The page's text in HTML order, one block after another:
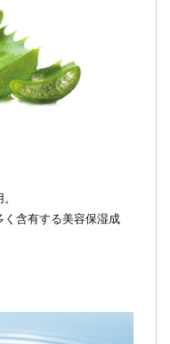
く含有する美容保湿成